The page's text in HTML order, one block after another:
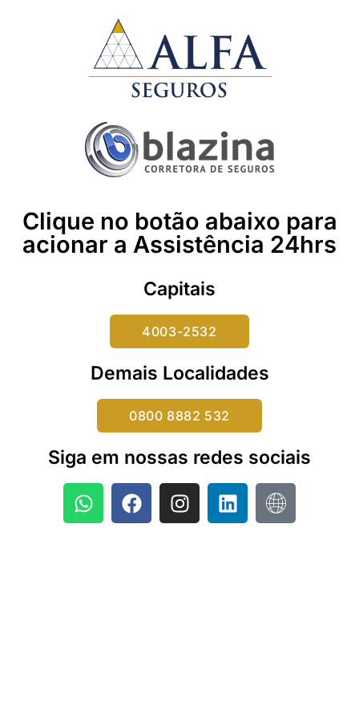
Clique no botão abaixo para
acionar a Assistência 24hrs
Capitais
4003-2532
Demais Localidades
0800 8882 532
Siga em nossas redes sociais